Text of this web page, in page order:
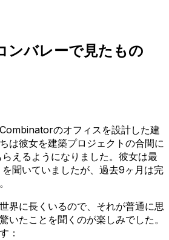
ンバレーで見たもの
のオフィスを設計した建
は彼女を建築プロジェクトの合間に
えるようになりました。彼女は最
聞いていましたが、過去9ヶ月は完
界に長くいるので、それが普通に思
いたことを聞くのが楽しみでした。
：